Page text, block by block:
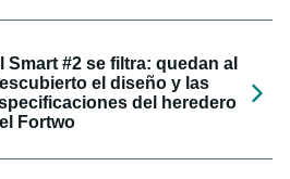
Smart #2 se filtra: quedan al
el diseño y las
del heredero
Fortwo